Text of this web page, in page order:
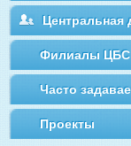
Центральная
Филиалы ЦБС
Часто
Проекты